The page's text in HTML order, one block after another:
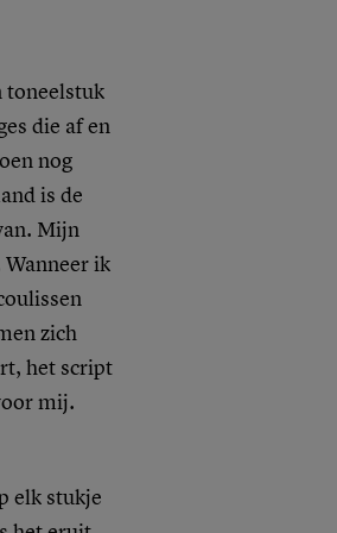
toneelstuk
die af en
nog
is de
Mijn
ik
zich
het script
mij.
elk stukje